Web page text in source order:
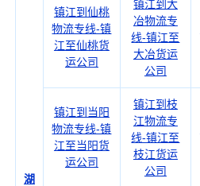
湖
镇江到仙桃
物流专线-镇
江至仙桃货
运公司
镇江到大
冶物流专
线-镇江至
大冶货运
公司
镇江到当阳
物流专线-镇
江至当阳货
运公司
镇江到枝
江物流专
线-镇江至
枝江货运
公司